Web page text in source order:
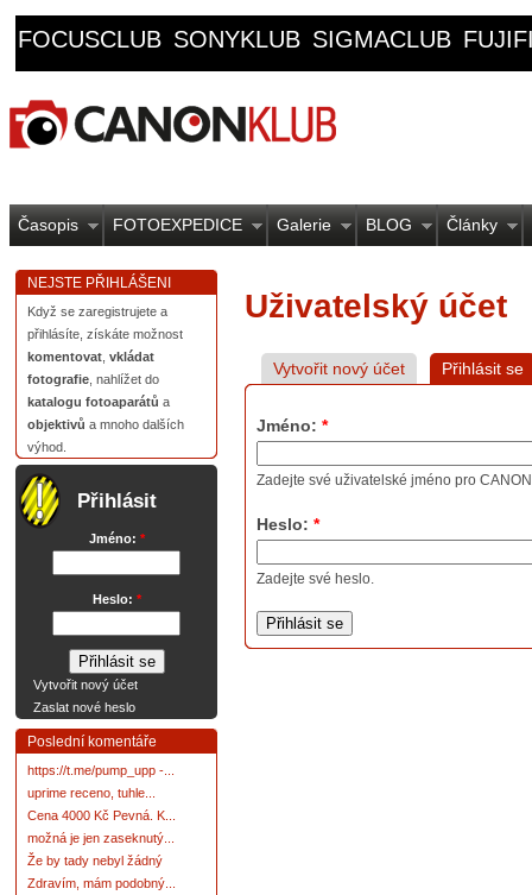
FOCUSCLUB SONYKLUB SIGMACLUB
Časopis FOTOEXPEDICE Galerie BLOG Články
NEJSTE PŘIHLÁŠENI
Když se zaregistrujete a
přihlásíte, získáte možnost
komentovat vkládat
fotografie , nahlížet do
katalogu fotoaparátů a
objektivů a mnoho dalších
výhod.
Přihlásit
Jméno: *
Heslo: *
Vytvořit nový účet
Zaslat nové heslo
Poslední komentáře
https://t.me/pump_upp -...
uprime receno, tuhle...
Cena 4000 Kč Pevná. K...
možná je jen zaseknutý...
Že by tady nebyl žádný
Zdravím, mám podobný...
Uživatelský účet
Vytvořit nový účet Přihlásit se
Jméno: *
Zadejte své uživatelské jméno pro
Heslo: *
Zadejte své heslo.